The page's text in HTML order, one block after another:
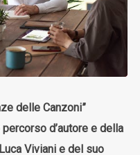
delle Canzoni”
d’autore e della
Viviani e del suo